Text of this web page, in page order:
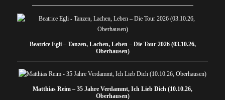
Beatrice Egli – Tanzen, Lachen, Leben – Die Tour 2026 (03.10.26,
Oberhausen)
Matthias Reim – 35 Jahre Verdammt, Ich Lieb Dich (10.10.26,
Oberhausen)